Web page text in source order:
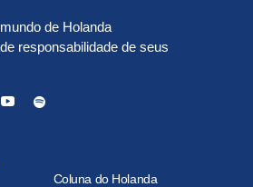
de Holanda
responsabilidade de seus
Coluna do Holanda